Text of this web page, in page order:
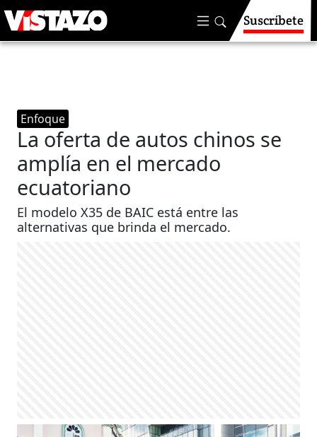
Suscríbete
Enfoque
La oferta de autos chinos se
amplía en el mercado
ecuatoriano
El modelo X35 de BAIC está entre las
alternativas que brinda el mercado.